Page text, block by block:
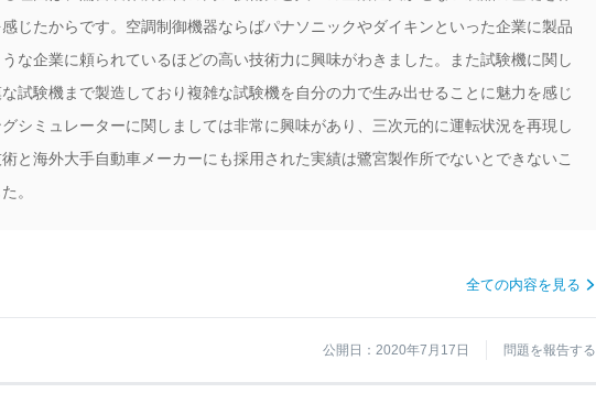
じたからです。空調制御機器ならばパナソニックやダイキンといった企業に製品
な企業に頼られているほどの高い技術力に興味がわきました。また試験機に関し
試験機まで製造しており複雑な試験機を自分の力で生み出せることに魅力を感じ
シミュレーターに関しましては非常に興味があり、三次元的に運転状況を再現し
と海外大手自動車メーカーにも採用された実績は鷺宮製作所でないとできないこ
。
全ての内容を見る
公開日：2020年7月17日 問題を報告する